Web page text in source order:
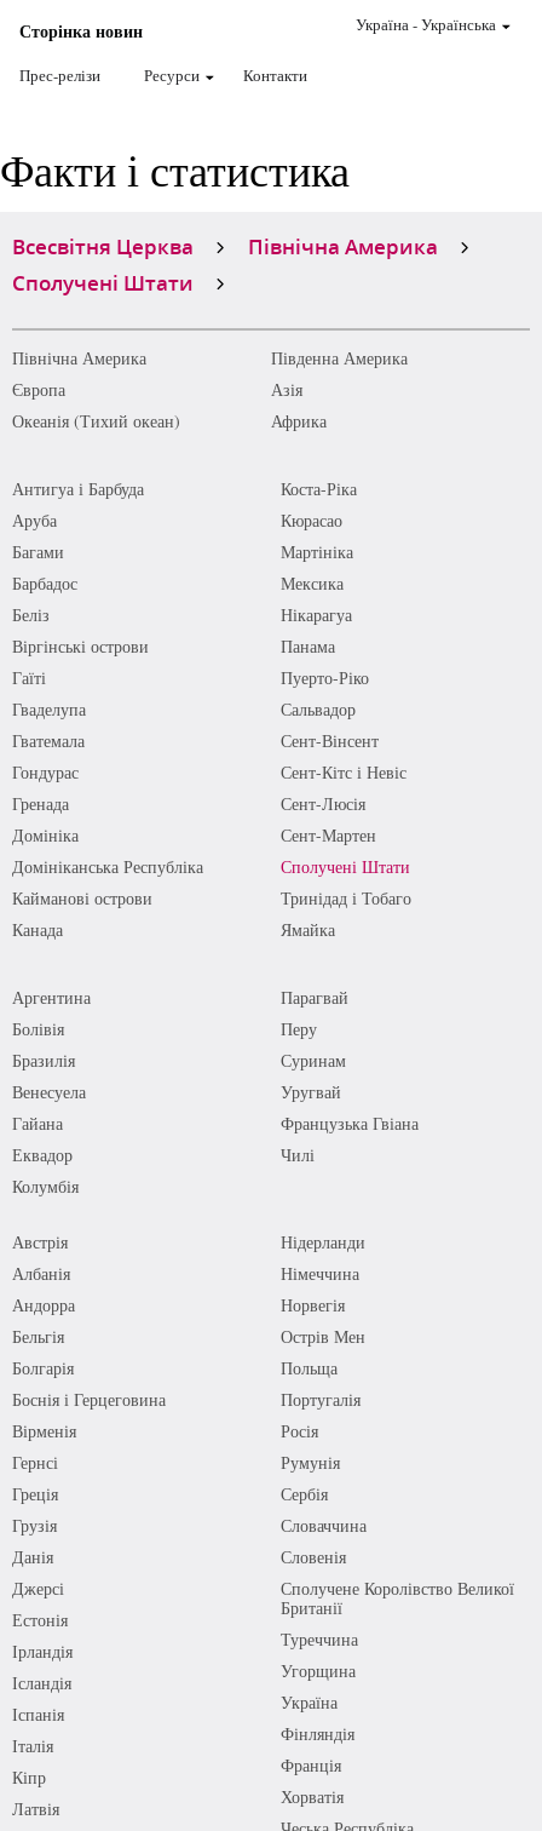
Сторінка новин
Прес-релізи Ресурси Контакти
Україна-Українська
Факти і статистика
Всесвітня Церква
Північна Америка
Сполучені Штати
Північна Америка
Південна Америка
Європа
Азія
Океанія (Тихий океан)
Африка
Антигуа і Барбуда
Аруба
Багами
Барбадос
Беліз
Віргінські острови
Гаїті
Гваделупа
Гватемала
Гондурас
Гренада
Домініка
Домініканська Республіка
Кайманові острови
Канада
Коста-Ріка
Кюрасао
Мартініка
Мексика
Нікарагуа
Панама
Пуерто-Ріко
Сальвадор
Сент-Вінсент
Сент-Кітс і Невіс
Сент-Люсія
Сент-Мартен
Сполучені Штати
Тринідад і Тобаго
Ямайка
Аргентина
Болівія
Бразилія
Венесуела
Гайана
Еквадор
Колумбія
Парагвай
Перу
Суринам
Уругвай
Французька Гвіана
Чилі
Австрія
Албанія
Андорра
Бельгія
Болгарія
Боснія і Герцеговина
Вірменія
Гернсі
Греція
Грузія
Данія
Джерсі
Естонія
Ірландія
Ісландія
Іспанія
Італія
Кіпр
Латвія
Нідерланди
Німеччина
Норвегія
Острів Мен
Польща
Португалія
Росія
Румунія
Сербія
Словаччина
Словенія
Сполучене Королівство Великої
Британії
Туреччина
Угорщина
Україна
Фінляндія
Франція
Хорватія